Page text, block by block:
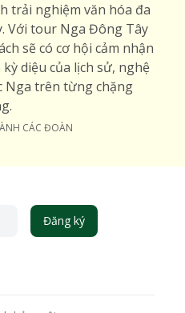
trải nghiệm văn hóa đa
Với tour Nga Đông Tây
sẽ có cơ hội cảm nhận
diệu của lịch sử, nghệ
Nga trên từng chặng
CÁC ĐOÀN
Đăng ký